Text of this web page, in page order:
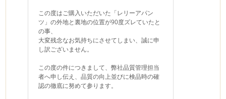
この度はご購入いただいた「レリーアパン
ツ」の外地と裏地の位置が90度ズレていたと
の事、
大変残念なお気持ちにさせてしまい、誠に申
し訳ございません。
この度の件につきまして、弊社品質管理担当
者へ申し伝え、品質の向上並びに検品時の確
認の徹底に努めて参ります。